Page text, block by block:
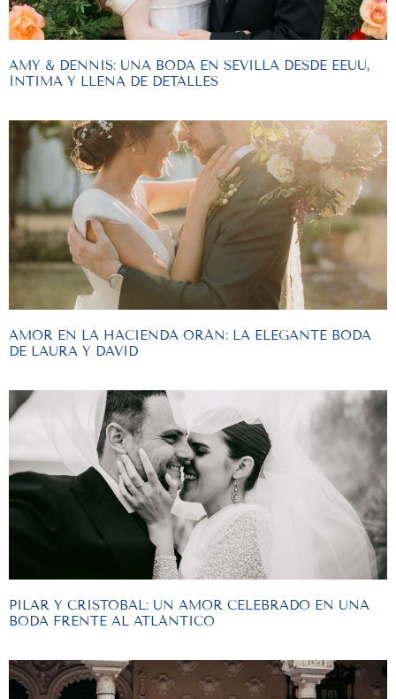
AMY & DENNIS: UNA BODA EN SEVILLA DESDE EEUU,
ÍNTIMA Y LLENA DE DETALLES
AMOR EN LA HACIENDA ORÁN: LA ELEGANTE BODA
DE LAURA Y DAVID
PILAR Y CRISTOBAL: UN AMOR CELEBRADO EN UNA
BODA FRENTE AL ATLÁNTICO